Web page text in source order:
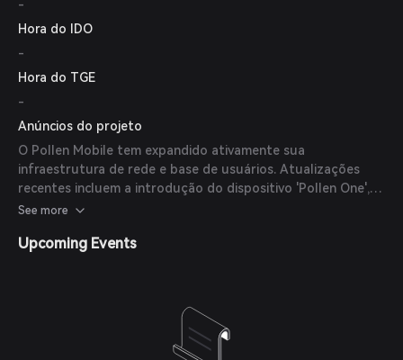
-
Hora do IDO
-
Hora do TGE
-
Anúncios do projeto
O Pollen Mobile tem expandido ativamente sua
infraestrutura de rede e base de usuários. Atualizações
recentes incluem a introdução do dispositivo 'Pollen One',
aprimorando as capacidades de cobertura da rede, e
áreas carentes. A empresa continua focada no engajamento
See more
Upcoming Events